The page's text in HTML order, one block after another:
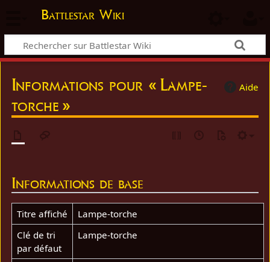
Battlestar Wiki
Aide
Informations pour « Lampe-
torche »
Informations de base
Titre affiché
Lampe-torche
Clé de tri
par défaut
Lampe-torche